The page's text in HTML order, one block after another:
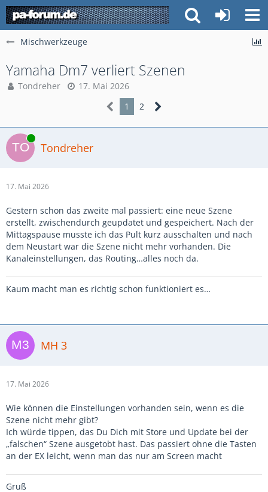
Mischwerkzeuge
Yamaha Dm7 verliert Szenen
Tondreher
17. Mai 2026
1
2
Online
Tondreher
17. Mai 2026
Gestern schon das zweite mal passiert: eine neue Szene
erstellt, zwischendurch geupdatet und gespeichert. Nach der
Mittagspause musste ich das Pult kurz ausschalten und nach
dem Neustart war die Szene nicht mehr vorhanden. Die
Kanaleinstellungen, das Routing…alles noch da.
Kaum macht man es richtig schon funktioniert es…
MH 3
17. Mai 2026
Wie können die Einstellungen vorhanden sein, wenn es die
Szene nicht mehr gibt?
Ich würde tippen, das Du Dich mit Store und Update bei der
„falschen“ Szene ausgetobt hast. Das passiert ohne die Tasten
an der EX leicht, wenn man das nur am Screen macht
Gruß